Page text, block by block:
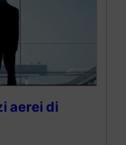
aerei di